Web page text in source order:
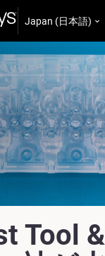
Japan (日本語)
Tool &